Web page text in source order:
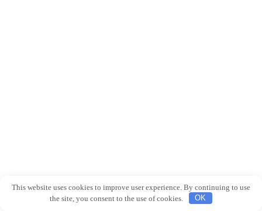
This website uses cookies to improve user experience. By continuing to use
the site, you consent to the use of cookies.
OK